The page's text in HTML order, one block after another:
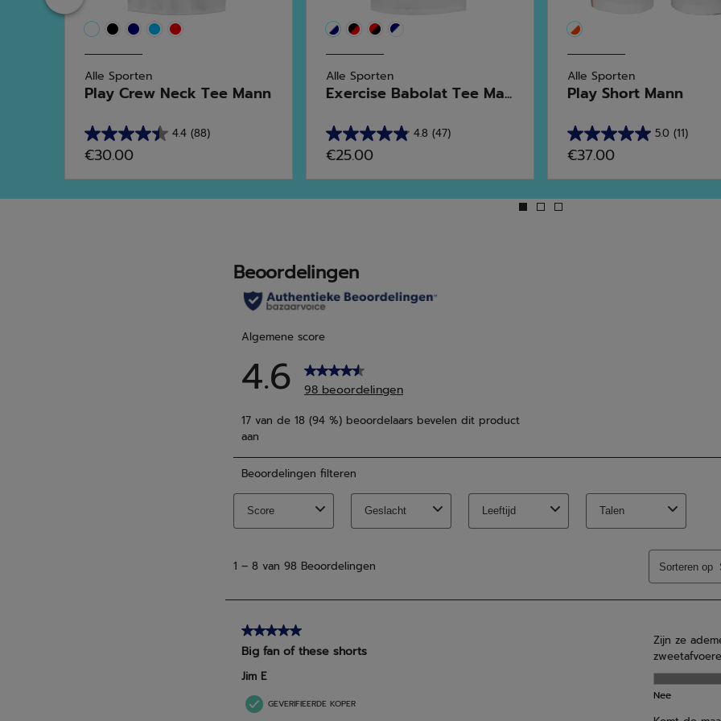
Alle Sporten
Play Crew Neck Tee Mann
4.4 (88)
4.4
van
de
5
€30.00
Alle Sporten
Exercise Babolat Tee Ma...
4.8 (47)
4.8
van
de
5
€25.00
Alle Sporten
Play Short Mann
5.0 (11)
5.0
van
de
5
€37.00